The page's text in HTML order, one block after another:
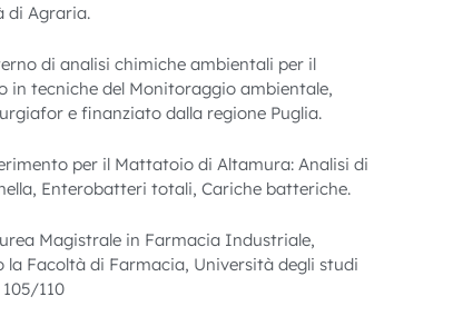
di Agraria.
di analisi chimiche ambientali per il
in tecniche del Monitoraggio ambientale,
e finanziato dalla regione Puglia.
per il Mattatoio di Altamura: Analisi di
Enterobatteri totali, Cariche batteriche.
Magistrale in Farmacia Industriale,
la Facoltà di Farmacia, Università degli studi
110